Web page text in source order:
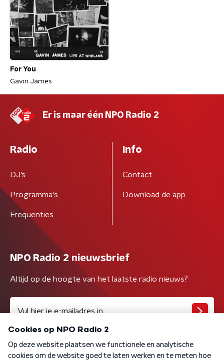
For You
Gavin James
Er is maar één NPO Radio 2
Radio
DJ’s
Programma's
Frequenties
Info
Contact
Download de app
NPO Radio 2 nieuwsbrief
Altijd op de hoogte van het laatste radio nieuws?